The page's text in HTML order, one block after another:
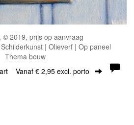
© 2019, prijs op aanvraag
| Olieverf | Op paneel
Thema bouw
Vanaf € 2,95 excl. porto